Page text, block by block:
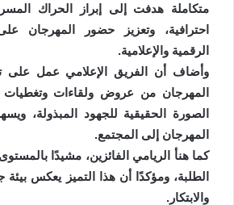
متكاملة هدفت إلى إبراز الحراك
احترافية، وتعزيز حضور المهرجان
الرقمية والإعلامية.
وأضاف أن الفريق الإعلامي عمل على
المهرجان من عروض ولقاءات
الصورة الحقيقية للجهود المبذولة،
المهرجان إلى المجتمع.
كما هنأ الريامي الفائزين، مشيدًا
الطلبة، ومؤكدًا أن هذا التميز يعكس بيئة
والابتكار.